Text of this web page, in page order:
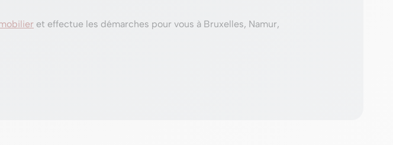
et effectue les démarches pour vous à Bruxelles, Namur,